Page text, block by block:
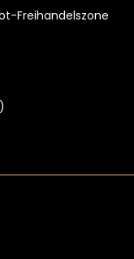
Freihandelszone